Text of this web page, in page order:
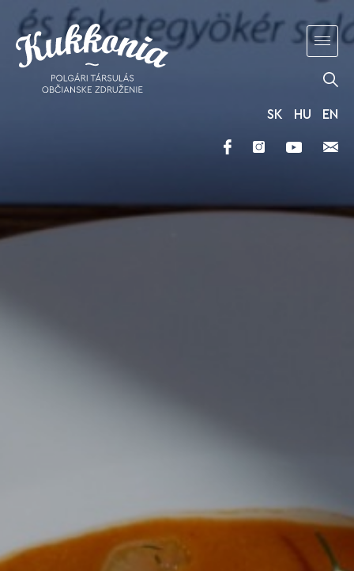
SK HU EN